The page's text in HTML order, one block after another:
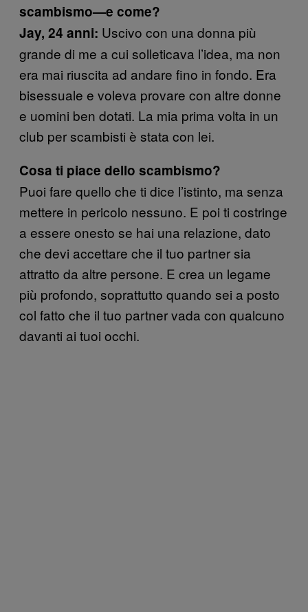
scambismo—e come?
Jay, 24 anni: Uscivo con una donna più
grande di me a cui solleticava l’idea, ma non
era mai riuscita ad andare fino in fondo. Era
bisessuale e voleva provare con altre donne
e uomini ben dotati. La mia prima volta in un
club per scambisti è stata con lei.
Cosa ti piace dello scambismo?
Puoi fare quello che ti dice l’istinto, ma senza
mettere in pericolo nessuno. E poi ti costringe
a essere onesto se hai una relazione, dato
che devi accettare che il tuo partner sia
attratto da altre persone. E crea un legame
più profondo, soprattutto quando sei a posto
col fatto che il tuo partner vada con qualcuno
davanti ai tuoi occhi.